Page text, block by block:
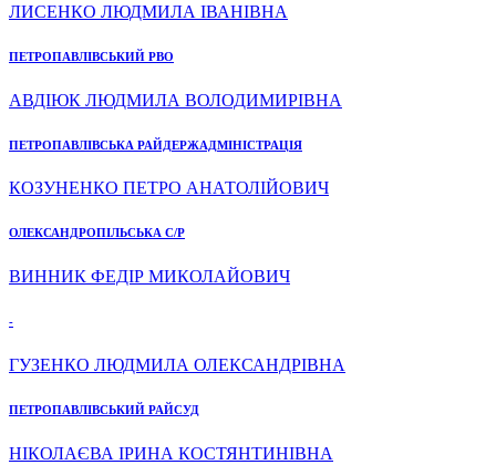
ЛИСЕНКО ЛЮДМИЛА ІВАНІВНА
ПЕТРОПАВЛІВСЬКИЙ РВО
АВДІЮК ЛЮДМИЛА ВОЛОДИМИРІВНА
ПЕТРОПАВЛІВСЬКА РАЙДЕРЖАДМІНІСТРАЦІЯ
КОЗУНЕНКО ПЕТРО АНАТОЛІЙОВИЧ
ОЛЕКСАНДРОПІЛЬСЬКА С/Р
ВИННИК ФЕДІР МИКОЛАЙОВИЧ
-
ГУЗЕНКО ЛЮДМИЛА ОЛЕКСАНДРІВНА
ПЕТРОПАВЛІВСЬКИЙ РАЙСУД
НІКОЛАЄВА ІРИНА КОСТЯНТИНІВНА